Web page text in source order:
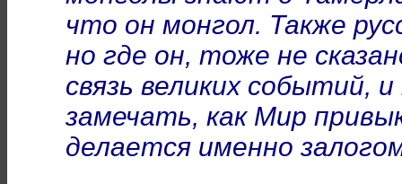
что он монгол. Также
но где он, тоже не
связь великих событий,
замечать, как Мир
делается именно